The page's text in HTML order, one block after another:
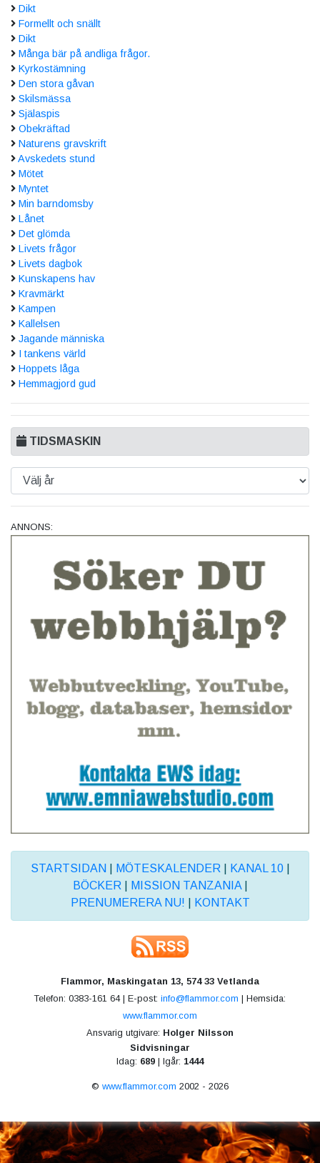
Dikt
Formellt och snällt
Dikt
Många bär på andliga frågor.
Kyrkostämning
Den stora gåvan
Skilsmässa
Själaspis
Obekräftad
Naturens gravskrift
Avskedets stund
Mötet
Myntet
Min barndomsby
Lånet
Det glömda
Livets frågor
Livets dagbok
Kunskapens hav
Kravmärkt
Kampen
Kallelsen
Jagande människa
I tankens värld
Hoppets låga
Hemmagjord gud
TIDSMASKIN
ANNONS:
STARTSIDAN MÖTESKALENDER KANAL 10|
BÖCKER
MISSION TANZANIA|
PRENUMERERA NU!
KONTAKT
Flammor, Maskingatan 13, 574 33 Vetlanda
Telefon: 0383-161 64 | E-post: info@flammor.com | Hemsida:
www.flammor.com
Ansvarig utgivare: Holger Nilsson
Sidvisningar
Idag: 689 | Igår: 1444
© www.flammor.com 2002 - 2026